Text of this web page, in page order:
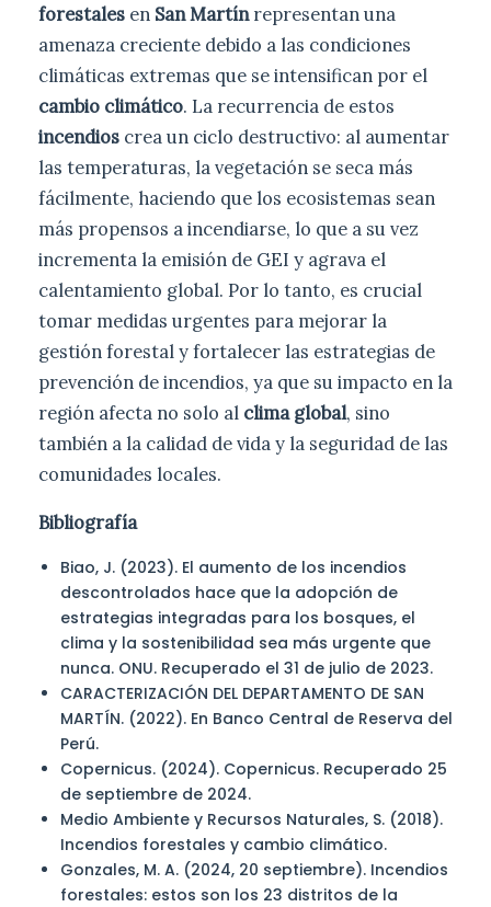
forestales en San Martínrepresentan una
amenaza creciente debido a las condiciones
climáticas extremas que se intensifican por el
cambio climático. La recurrencia de estos
incendios crea un ciclo destructivo: al aumentar
las temperaturas, la vegetación se seca más
fácilmente, haciendo que los ecosistemas sean
más propensos a incendiarse, lo que a su vez
incrementa la emisión de GEI y agrava el
calentamiento global. Por lo tanto, es crucial
tomar medidas urgentes para mejorar la
gestión forestal y fortalecer las estrategias de
prevención de incendios, ya que su impacto en la
región afecta no solo al clima global, sino
también a la calidad de vida y la seguridad de las
comunidades locales.
Bibliografía
Biao, J. (2023). El aumento de los incendios
descontrolados hace que la adopción de
estrategias integradas para los bosques, el
clima y la sostenibilidad sea más urgente que
nunca. ONU. Recuperado el 31 de julio de 2023.
CARACTERIZACIÓN DEL DEPARTAMENTO DE SAN
MARTÍN. (2022). En Banco Central de Reserva del
Perú.
Copernicus. (2024). Copernicus. Recuperado 25
de septiembre de 2024.
Medio Ambiente y Recursos Naturales, S. (2018).
Incendios forestales y cambio climático.
Gonzales, M. A. (2024, 20 septiembre). Incendios
forestales: estos son los 23 distritos de la